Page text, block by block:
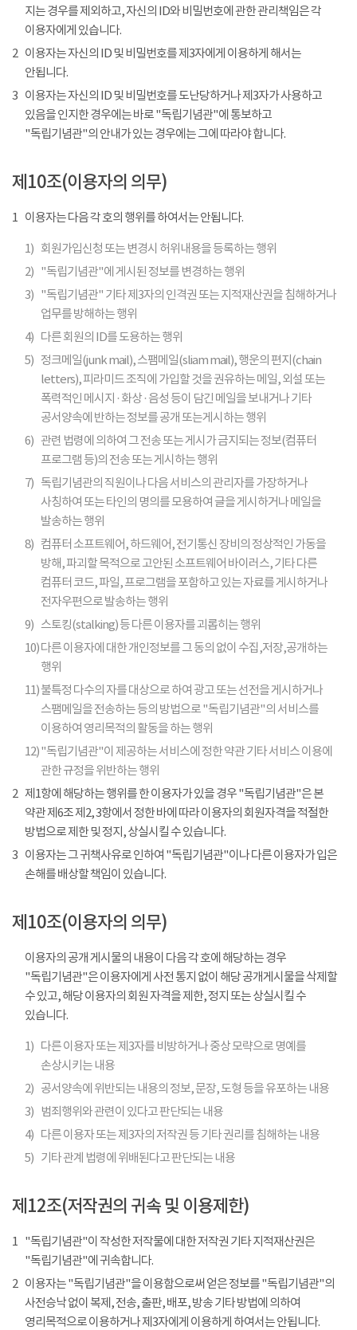
지는 경우를 제외하고, 자신의 ID와 비밀번호에 관한 관리책임은 각
이용자에게 있습니다.
2 이용자는 자신의 ID 및 비밀번호를 제3자에게 이용하게 해서는
안됩니다.
3 이용자는 자신의 ID 및 비밀번호를 도난당하거나 제3자가 사용하고
있음을 인지한 경우에는 바로 "독립기념관"에 통보하고
"독립기념관"의 안내가 있는 경우에는 그에 따라야 합니다.
제10조(이용자의 의무)
1 이용자는 다음 각 호의 행위를 하여서는 안됩니다.
1) 회원가입신청 또는 변경시 허위내용을 등록하는 행위
2) "독립기념관"에 게시된 정보를 변경하는 행위
3) "독립기념관" 기타 제3자의 인격권 또는 지적재산권을 침해하거나
업무를 방해하는 행위
4) 다른 회원의 ID를 도용하는 행위
5) 정크메일(junk mail), 스팸메일(sliam mail), 행운의 편지(chain
letters), 피라미드 조직에 가입할 것을 권유하는 메일, 외설 또는
폭력적인 메시지 · 화상 · 음성 등이 담긴 메일을 보내거나 기타
공서양속에 반하는 정보를 공개 또는게시하는 행위
6) 관련 법령에 의하여 그 전송 또는 게시가 금지되는 정보(컴퓨터
프로그램 등)의 전송 또는 게시하는 행위
7) 독립기념관의 직원이나 다음 서비스의 관리자를 가장하거나
사칭하여 또는 타인의 명의를 모용하여 글을 게시하거나 메일을
발송하는 행위
8) 컴퓨터 소프트웨어, 하드웨어, 전기통신 장비의 정상적인 가동을
방해, 파괴할 목적으로 고안된 소프트웨어 바이러스, 기타 다른
컴퓨터 코드, 파일, 프로그램을 포함하고 있는 자료를 게시하거나
전자우편으로 발송하는 행위
9) 스토킹(stalking) 등 다른 이용자를 괴롭히는 행위
10)다른 이용자에 대한 개인정보를 그 동의 없이 수집,저장,공개하는
행위
11)불특정 다수의 자를 대상으로 하여 광고 또는 선전을 게시하거나
스팸메일을 전송하는 등의 방법으로 "독립기념관"의 서비스를
이용하여 영리목적의 활동을 하는 행위
12)"독립기념관"이 제공하는 서비스에 정한 약관 기타 서비스 이용에
관한 규정을 위반하는 행위
2 제1항에 해당하는 행위를 한 이용자가 있을 경우 "독립기념관"은 본
약관 제6조 제2, 3항에서 정한 바에 따라 이용자의 회원자격을 적절한
방법으로 제한 및 정지, 상실시킬 수 있습니다.
3 이용자는 그 귀책사유로 인하여 "독립기념관"이나 다른 이용자가 입은
손해를 배상할 책임이 있습니다.
제10조(이용자의 의무)
이용자의 공개 게시물의 내용이 다음 각 호에 해당하는 경우
"독립기념관"은 이용자에게 사전 통지 없이 해당 공개게시물을 삭제할
수 있고, 해당 이용자의 회원 자격을 제한, 정지 또는 상실시킬 수
있습니다.
1) 다른 이용자 또는 제3자를 비방하거나 중상 모략으로 명예를
손상시키는 내용
2) 공서양속에 위반되는 내용의 정보, 문장, 도형 등을 유포하는 내용
3)
범죄행위와 관련이 있다고 판단되는 내용
4) 다른 이용자 또는 제3자의 저작권 등 기타 권리를 침해하는 내용
5) 기타 관계 법령에 위배된다고 판단되는 내용
제12조(저작권의 귀속 및 이용제한)
1 "독립기념관"이 작성한 저작물에 대한 저작권 기타 지적재산권은
"독립기념관"에 귀속합니다.
2 이용자는 "독립기념관"을 이용함으로써 얻은 정보를 "독립기념관"의
사전승낙 없이 복제, 전송, 출판, 배포, 방송 기타 방법에 의하여
영리목적으로 이용하거나 제3자에게 이용하게 하여서는 안됩니다.